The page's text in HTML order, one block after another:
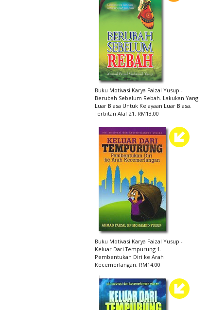
Buku Motivasi Karya Faizal Yusup -
Berubah Sebelum Rebah. Lakukan Yang
Luar Biasa Untuk Kejayaan Luar Biasa.
Terbitan Alaf 21. RM13.00
Buku Motivasi Karya Faizal Yusup -
Keluar Dari Tempurung 1.
Pembentukan Diri ke Arah
Kecemerlangan. RM14.00